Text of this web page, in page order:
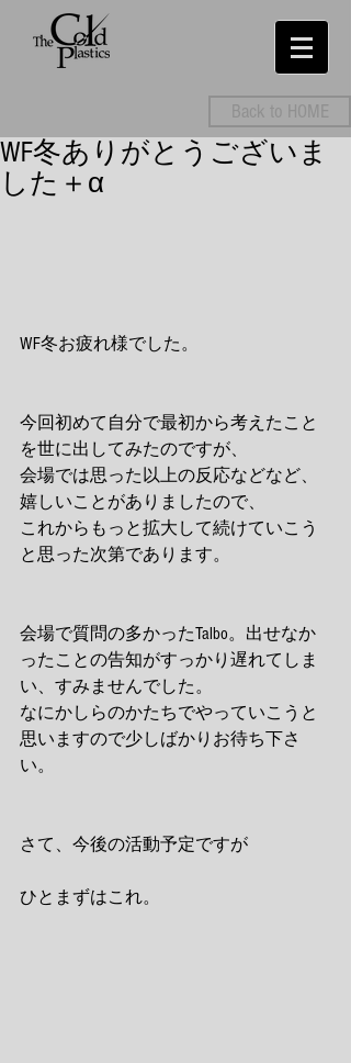
Back to HOME
WF冬ありがとうございま
した＋α
WF冬お疲れ様でした。
今回初めて自分で最初から考えたこと
を世に出してみたのですが、
会場では思った以上の反応などなど、
嬉しいことがありましたので、
これからもっと拡大して続けていこう
と思った次第であります。
会場で質問の多かったTalbo。出せなか
ったことの告知がすっかり遅れてしま
い、すみませんでした。
なにかしらのかたちでやっていこうと
思いますので少しばかりお待ち下さ
い。
さて、今後の活動予定ですが
ひとまずはこれ。